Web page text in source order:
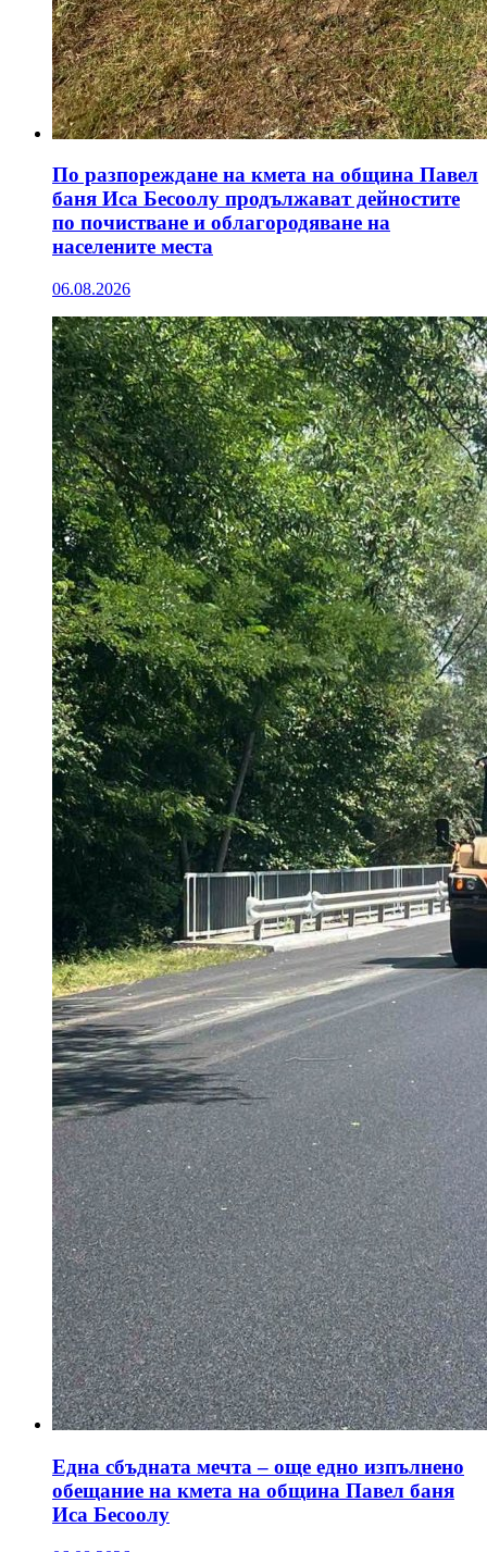
По разпореждане на кмета на община Павел
баня Иса Бесоолу продължават дейностите
по почистване и облагородяване на
населените места
06.08.2026
Една сбъдната мечта – още едно изпълнено
обещание на кмета на община Павел баня
Иса Бесоолу